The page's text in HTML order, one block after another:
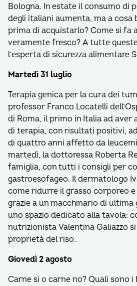
Bologna. In estate il consumo di
degli italiani aumenta, ma a cosa
prima di acquistarlo? Come si fa
veramente fresco? A tutte
l’esperta di sicurezza alimentare
Martedì 31 luglio
Terapia genica per la cura dei
professor Franco Locatelli
di Roma, il primo in Italia ad
di terapia, con risultati positivi,
di quattro anni affetto da
martedì, la dottoressa Roberta
famiglia, con tutti i consigli per
gastroesofageo. Il dermatologo
come ridurre il grasso corporeo
grazie a un macchinario di ultima
uno spazio dedicato alla tavola:
nutrizionista Valentina Galiazzo
proprietà del riso.
Giovedì 2 agosto
Carne sì o carne no? Quali sono